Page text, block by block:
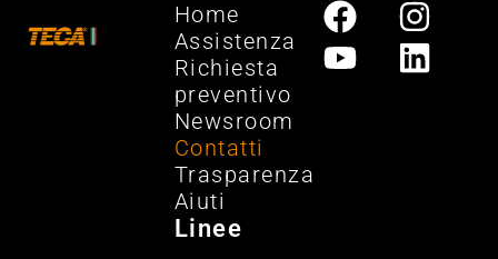
Home
Assistenza
Richiesta
preventivo
Newsroom
Contatti
Trasparenza
Aiuti
Linee